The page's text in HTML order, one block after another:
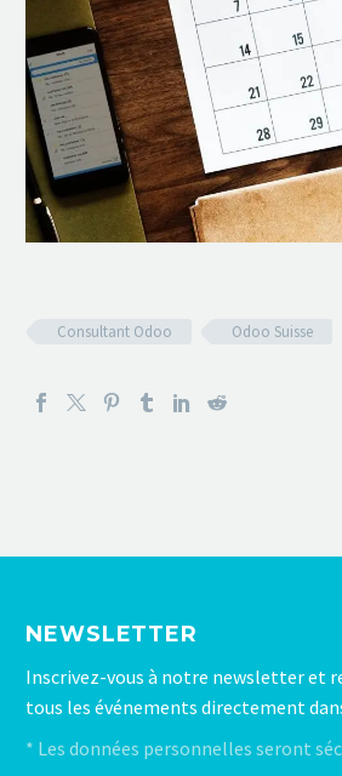
Consultant Odoo Odoo Suisse
NEWSLETTER
Inscrivez-vous à notre newsletter et
tous les événements directement
* Les données personnelles seront